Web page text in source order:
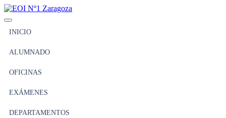
INICIO
ALUMNADO
OFICINAS
EXÁMENES
DEPARTAMENTOS